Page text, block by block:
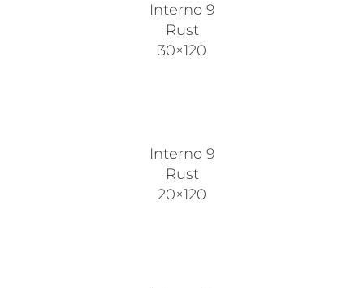
Interno 9
Rust
30×120
Interno 9
Rust
20×120